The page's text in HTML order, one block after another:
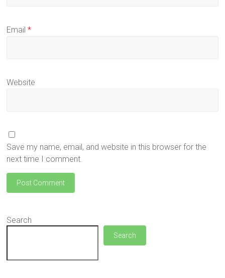
Email*
Website
Save my name, email, and website in this browser for the
next time I comment.
Search
Search